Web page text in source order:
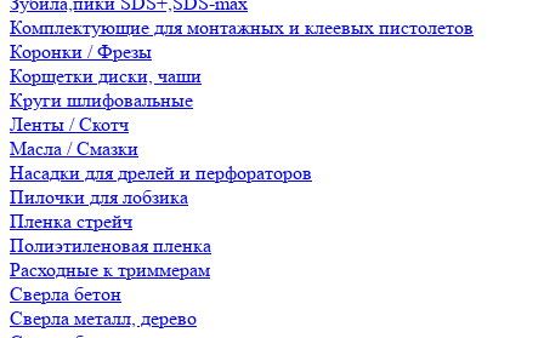
Комплектующие для монтажных и клеевых пистолетов
Коронки / Фрезы
Корщетки диски, чаши
Круги шлифовальные
Ленты / Скотч
Масла / Смазки
Насадки для дрелей и перфораторов
Пилочки для лобзика
Пленка стрейч
Полиэтиленовая пленка
Расходные к триммерам
Сверла бетон
Сверла металл, дерево